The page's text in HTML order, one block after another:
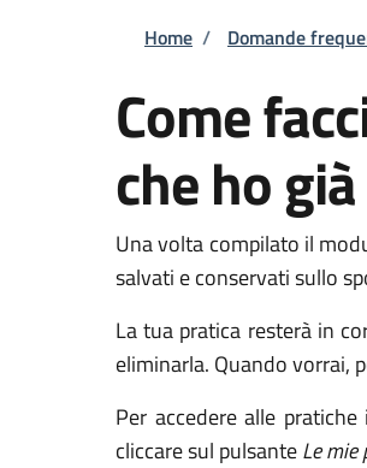
Briciole di
Home / Domande
Come
che ho
Una volta compilato il
salvati e conservati sullo
La tua pratica resterà in
eliminarla. Quando vorrai,
Per accedere alle
cliccare sul pulsanteLe mie